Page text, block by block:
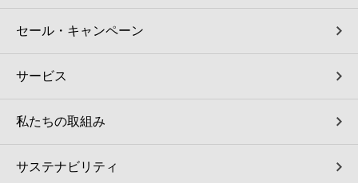
セール・キャンペーン
サービス
私たちの取組み
サステナビリティ